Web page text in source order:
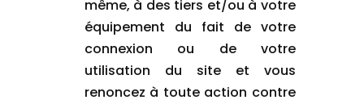
même, à des tiers et/ou à votre
équipement du fait de votre
connexion ou de votre
utilisation du site et vous
renoncez à toute action contre